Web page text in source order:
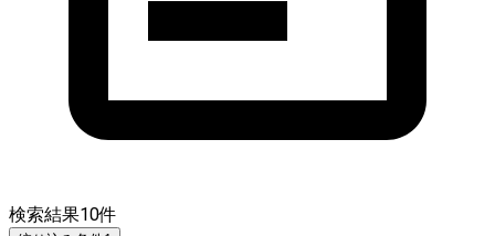
検索結果10件